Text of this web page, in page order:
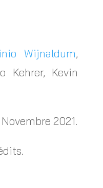
Wijnaldum,
Kehrer, Kevin
2021.